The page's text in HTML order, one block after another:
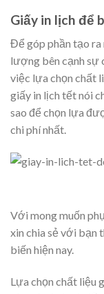
Giấy in lịch để
Để góp phần tạo
lượng bên cạnh sự
việc lựa chọn chất
giấy in lịch tết nói
sao để chọn lựa
chi phí nhất.
Với mong muốn
xin chia sẻ với bạn
biến hiện nay.
Lựa chọn chất liệu